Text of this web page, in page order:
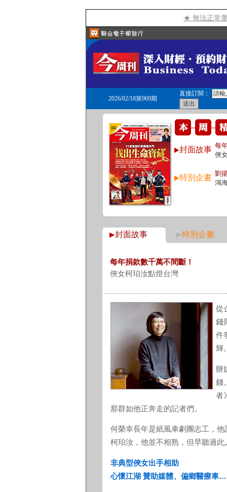
★ 無法正常
2026/02/18第969期
直接訂閱：
封面故事 每
俠
特別企畫 劉
鴻
封面故事 特別企畫
每年捐款數千萬不間斷！
俠女柯珀汝點燈台灣
從
錢
件
輝
辦
錢
者
那群如他正奔走的記者們。
何榮幸長年是紙風車劇團志工，
柯珀汝，他並不相熟，但早聽過此
非典型俠女出手相助
心懷江湖 贊助媒體、偏鄉醫療車…